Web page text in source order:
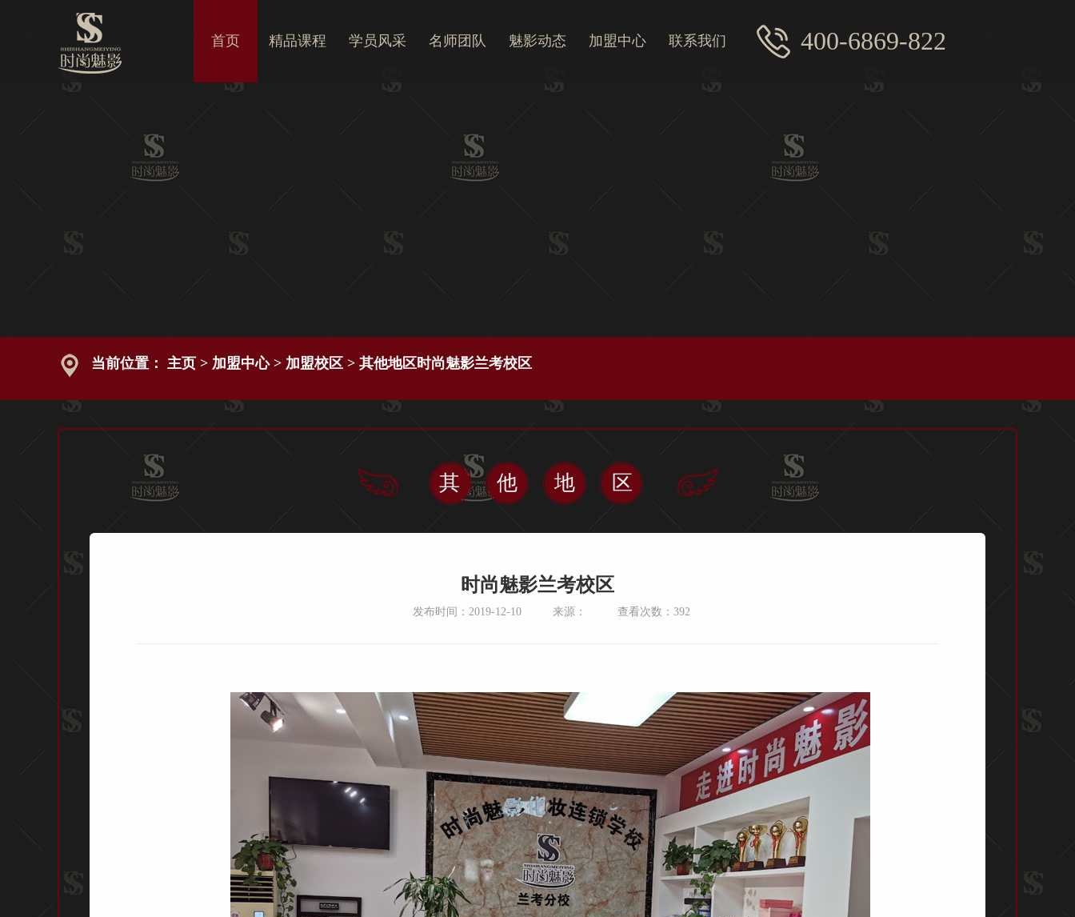
首页 精品课程 学员风采 名师团队 魅影动态 加盟中心 联系我们 400-6869-822
当前位置： 主页 > 加盟中心> 加盟校区 > 其他地区时尚魅影兰考校区
其他地区
时尚魅影兰考校区
发布时间：2019-12-10 来源： 查看次数： 392